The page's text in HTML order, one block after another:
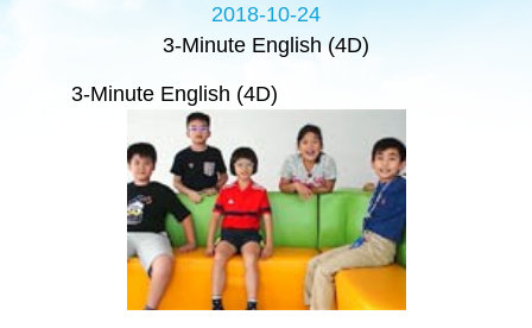
2018-10-24
3-Minute English (4D)
3-Minute English (4D)